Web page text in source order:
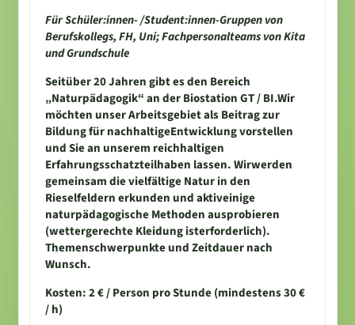
Für Schüler:innen- /Student:innen-Gruppen von
Berufskollegs, FH, Uni; Fachpersonalteams von Kita
und Grundschule
Seitüber 20 Jahren gibt es den Bereich
„Naturpädagogik“ an der Biostation GT / BI.Wir
möchten unser Arbeitsgebiet als Beitrag zur
Bildung für nachhaltigeEntwicklung vorstellen
und Sie an unserem reichhaltigen
Erfahrungsschatzteilhaben lassen. Wirwerden
gemeinsam die vielfältige Natur in den
Rieselfeldern erkunden und aktiveinige
naturpädagogische Methoden ausprobieren
(wettergerechte Kleidung isterforderlich).
Themenschwerpunkte und Zeitdauer nach
Wunsch.
Kosten: 2 € / Person pro Stunde (mindestens 30 €
/ h)